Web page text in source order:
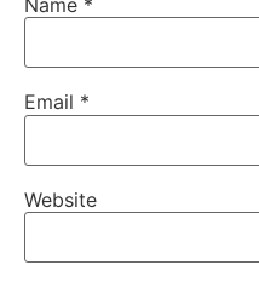
Name *
Email *
Website